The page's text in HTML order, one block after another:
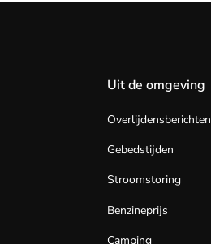
Uit de omgeving
Overlijdensberichten
Gebedstijden
Stroomstoring
Benzineprijs
Camping